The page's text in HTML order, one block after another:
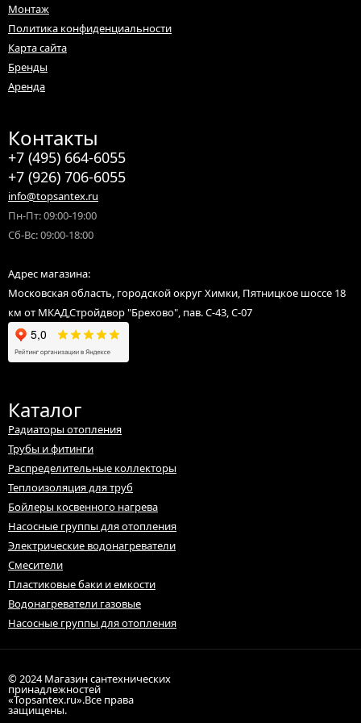
Возможен бесплатный самовывоз из нашего магазина по адресу:
Московская область, городской округ Химки, Пятницкое шоссе 18
км от МКАД, Стройдвор "Брехово", пав. С-43, С-07
Доставляем по Москве и Московской области (Химки, Зеленоград,
Солнечногорск, Долгопрудный, Брехово, Есипово, Менделеево,
Отправляем заказы оптом и в розницу по России для юридических
лиц, ИП, самозанятых, а также физических лиц до терминала
транспортной компании.
Монтаж
Политика конфиденциальности
Карта сайта
Бренды
Аренда
Контакты
+7 (495) 664-6055
+7 (926) 706-6055
info@topsantex.ru
Пн-Пт: 09:00-19:00
Сб-Вс: 09:00-18:00
Адрес магазина:
Московская область, городской округ Химки, Пятницкое шоссе 18
км от МКАД,Стройдвор "Брехово", пав. С-43, С-07
Каталог
Радиаторы отопления
Трубы и фитинги
Распределительные коллекторы
Теплоизоляция для труб
Бойлеры косвенного нагрева
Насосные группы для отопления
Электрические водонагреватели
Смесители
Пластиковые баки и емкости
Водонагреватели газовые
Насосные группы для отопления
© 2024 Магазин сантехнических
принадлежностей
«Topsantex.ru».Все права
защищены.